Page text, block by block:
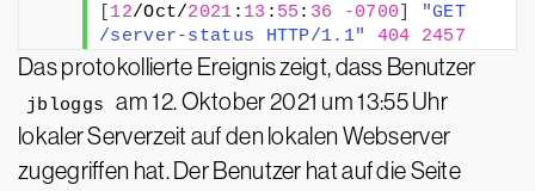
12/Oct/2021 : 13 : 55 : 36 -0700
"GET
/server-status HTTP/1.1"
404 2457
Das protokollierte Ereignis zeigt, dass Benutzer
jbloggs
am 12. Oktober 2021 um 13:55 Uhr
lokaler Serverzeit auf den lokalen Webserver
zugegriffen hat. Der Benutzer hat auf die Seite